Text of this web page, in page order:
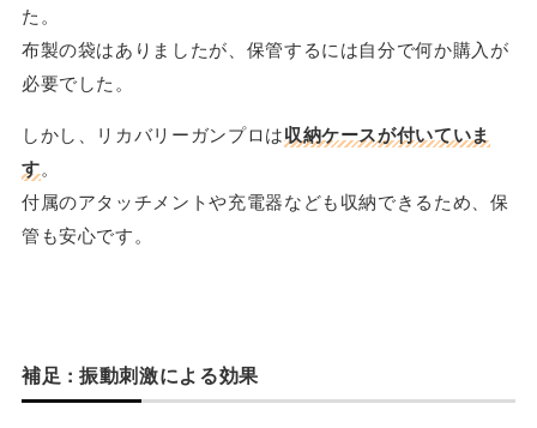
た。
布製の袋はありましたが、保管するには自分で何か購入が
必要でした。
しかし、リカバリーガンプロは収納ケースが付いていま
す。
付属のアタッチメントや充電器なども収納できるため、保
管も安心です。
補足 : 振動刺激による効果